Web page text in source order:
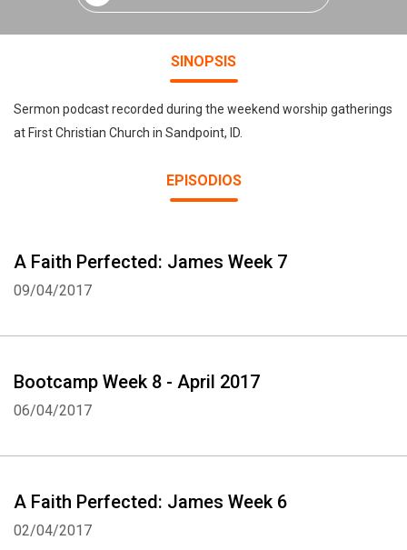
SINOPSIS
Sermon podcast recorded during the weekend worship gatherings
at First Christian Church in Sandpoint, ID.
EPISODIOS
A Faith Perfected: James Week 7
09/04/2017
Bootcamp Week 8 - April 2017
06/04/2017
A Faith Perfected: James Week 6
02/04/2017